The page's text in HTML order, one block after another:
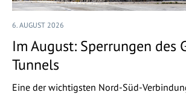
6. AUGUST 2026
Im August: Sperrungen des
Tunnels
Eine der wichtigsten Nord-Süd-